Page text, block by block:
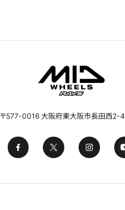
〒577-0016 大阪府東大阪市長田西2-